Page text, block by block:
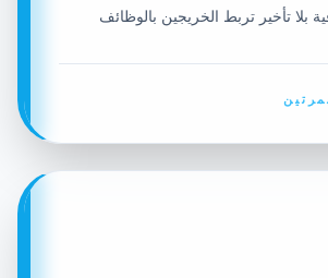
بلا تأخير تربط الخريجين بالوظائف